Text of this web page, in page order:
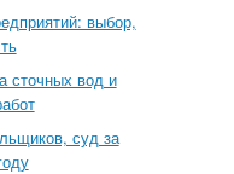
выбор,
сточных вод и
суд за